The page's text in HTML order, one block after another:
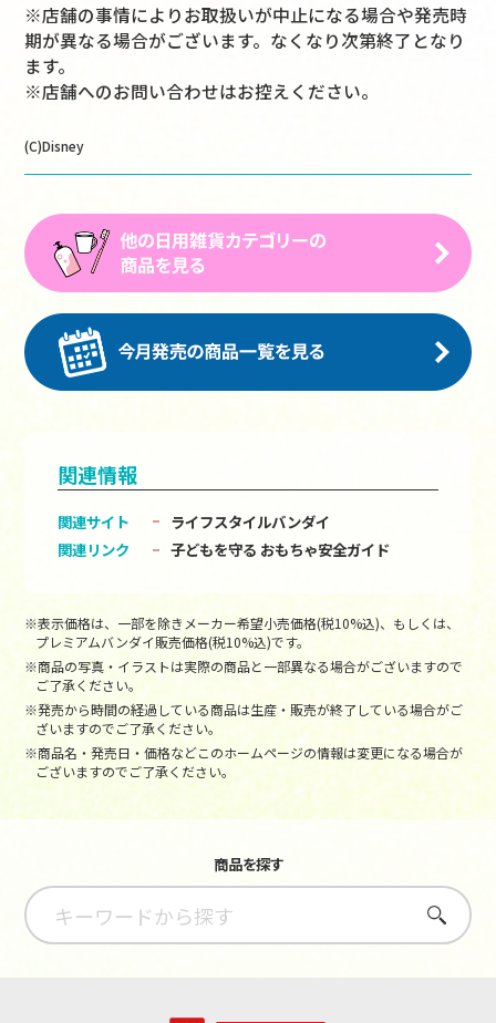
※店舗の事情によりお取扱いが中止になる場合や発売時
期が異なる場合がございます。なくなり次第終了となり
ます。
※店舗へのお問い合わせはお控えください。
(C)Disney
関連情報
関連サイト
ライフスタイルバンダイ
関連リンク
子どもを守る おもちゃ安全ガイド
※表示価格は、一部を除きメーカー希望小売価格(税10%込)、もしくは、
プレミアムバンダイ販売価格(税10%込)です。
※商品の写真・イラストは実際の商品と一部異なる場合がございますので
ご了承ください。
※発売から時間の経過している商品は生産・販売が終了している場合がご
ざいますのでご了承ください。
※商品名・発売日・価格などこのホームページの情報は変更になる場合が
ございますのでご了承ください。
商品を探す
さがす